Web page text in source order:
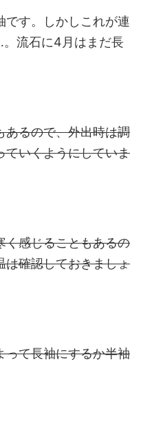
です。しかしこれが連
流石に4月はまだ長
あるので、外出時は調
ていくようにしていま
く感じることもあるの
は確認しておきましょ
って長袖にするか半袖